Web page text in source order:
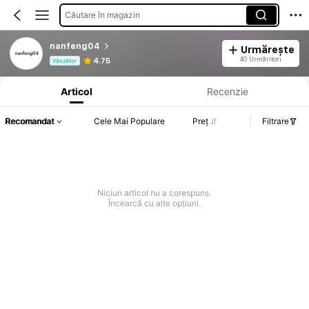
Căutare în magazin
nanfeng04
Vânzător 4.75
Urmărește
40 Urmăritori
Informații despre produs: Divulgarea prețului, detalii privind vânzările și stocul.
Articol Recenzie
Recomandat Cele Mai Populare Preț Filtrare
Niciun articol nu a corespuns.
Încearcă cu alte opțiuni.